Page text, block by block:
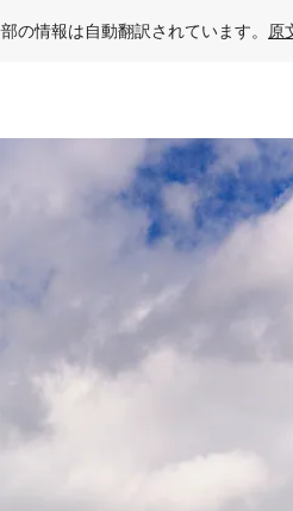
の情報は自動翻訳されています。 原
をタッチまたはスワイプして検索結